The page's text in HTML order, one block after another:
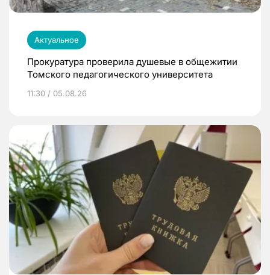
Актуальное
Прокуратура проверила душевые в общежитии
Томского педагогического университета
11:30 / 05.08.26